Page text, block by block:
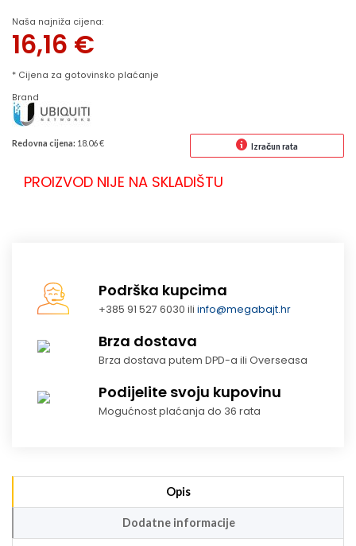
Naša najniža cijena:
16,16 €
* Cijena za gotovinsko plaćanje
Brand
Redovna cijena: 18.06 € Izračun rata
PROIZVOD NIJE NA SKLADIŠTU
Podrška kupcima
+385 91 527 6030 iliinfo@megabajt.hr
Brza dostava
Brza dostava putem DPD-a ili Overseasa
Podijelite svoju kupovinu
Mogućnost plaćanja do 36 rata
Opis
Dodatne informacije